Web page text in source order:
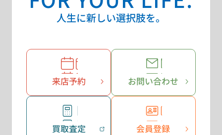
人生に新しい選択肢を。
来店予約 お問い合わせ
買取査定 会員登録